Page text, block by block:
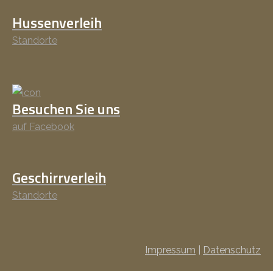
Hussenverleih
Standorte
Besuchen Sie uns
auf Facebook
Geschirrverleih
Standorte
Impressum Datenschutz